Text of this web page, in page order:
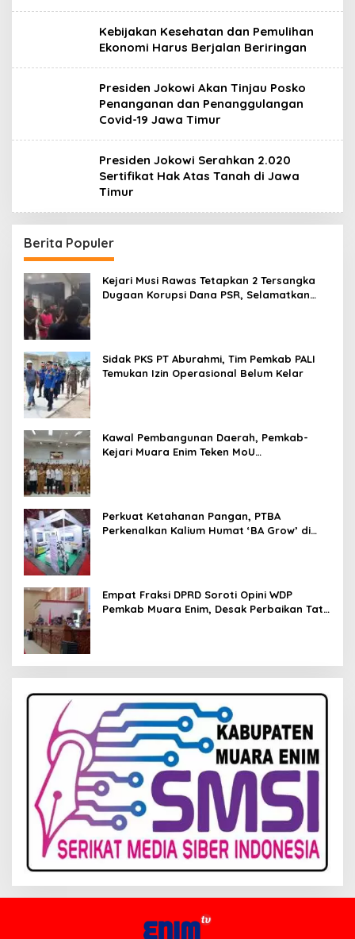
Kebijakan Kesehatan dan Pemulihan
Ekonomi Harus Berjalan Beriringan
Presiden Jokowi Akan Tinjau Posko
Penanganan dan Penanggulangan
Covid-19 Jawa Timur
Presiden Jokowi Serahkan 2.020
Sertifikat Hak Atas Tanah di Jawa
Timur
Berita Populer
Kejari Musi Rawas Tetapkan 2 Tersangka
Dugaan Korupsi Dana PSR, Selamatkan
Sidak PKS PT Aburahmi, Tim Pemkab PALI
Temukan Izin Operasional Belum Kelar
Kawal Pembangunan Daerah, Pemkab-
Kejari Muara Enim Teken MoU
Perkuat Ketahanan Pangan, PTBA
Perkenalkan Kalium Humat ‘BA Grow’ di
Empat Fraksi DPRD Soroti Opini WDP
Pemkab Muara Enim, Desak Perbaikan Tata